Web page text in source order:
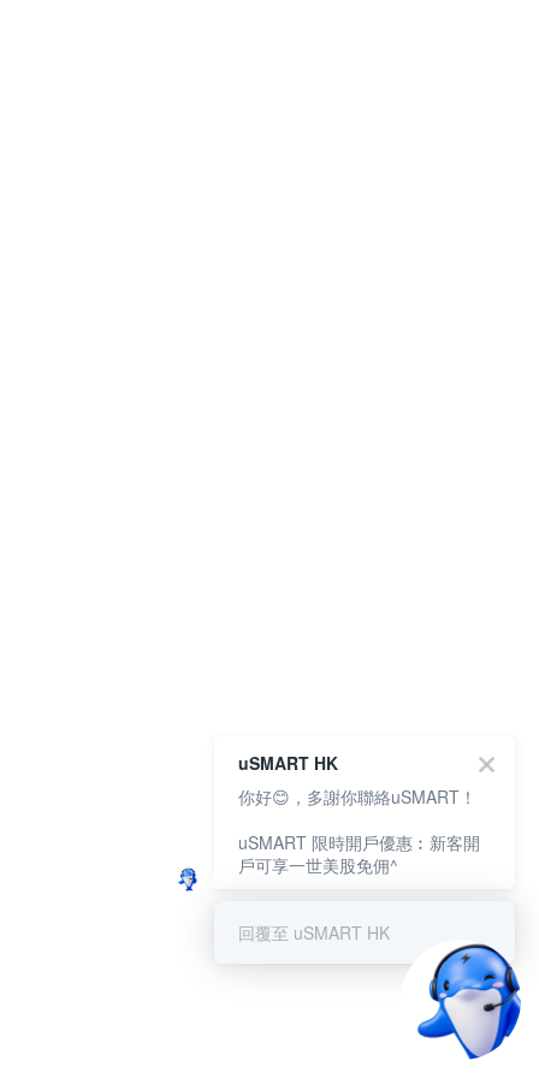
uSMART HK
你好😊，多謝你聯絡uSMART！
uSMART 限時開戶優惠︰新客開
戶可享一世美股免佣^
回覆至 uSMART HK